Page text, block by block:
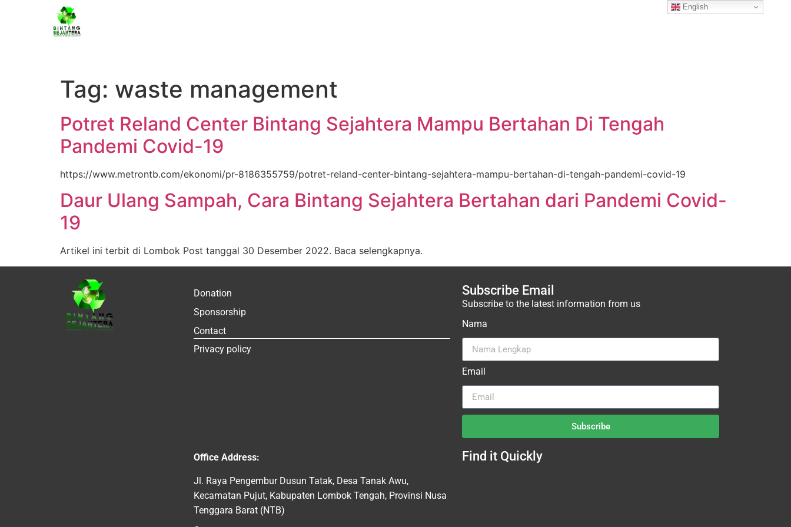
English
Tag: waste management
Potret Reland Center Bintang Sejahtera Mampu Bertahan Di Tengah
Pandemi Covid-19
https://www.metrontb.com/ekonomi/pr-8186355759/potret-reland-center-bintang-sejahtera-mampu-bertahan-di-tengah-pandemi-covid-19
Daur Ulang Sampah, Cara Bintang Sejahtera Bertahan dari Pandemi Covid-
19
Artikel ini terbit di Lombok Post tanggal 30 Desember 2022. Baca selengkapnya.
Donation
Sponsorship
Contact
Privacy policy
Subscribe Email
Subscribe to the latest information from us
Nama
Email
Subscribe
Office Address:
Jl. Raya Pengembur Dusun Tatak, Desa Tanak Awu,
Kecamatan Pujut, Kabupaten Lombok Tengah, Provinsi Nusa
Tenggara Barat (NTB)
Find it Quickly